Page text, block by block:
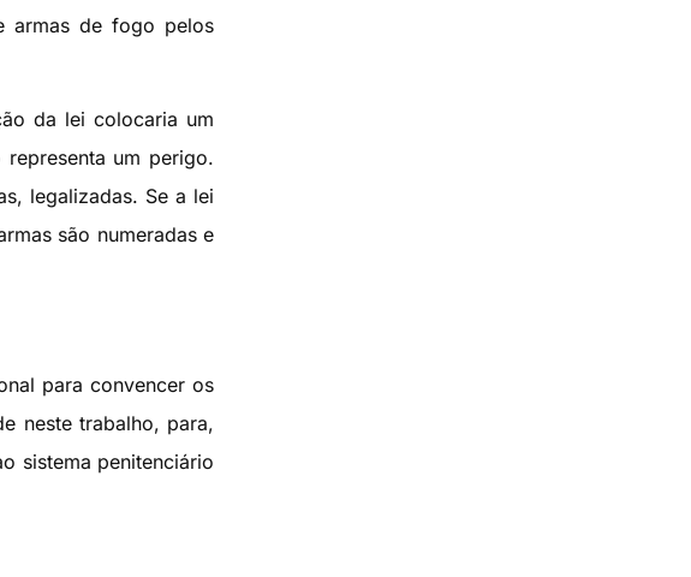
armas de fogo pelos
da lei colocaria um
um perigo.
legalizadas. Se a lei
são numeradas e
para convencer os
neste trabalho, para,
sistema penitenciário